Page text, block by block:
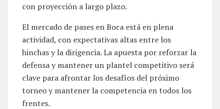
con proyección a largo plazo.
El mercado de pases en Boca está en plena
actividad, con expectativas altas entre los
hinchas y la dirigencia. La apuesta por reforzar la
defensa y mantener un plantel competitivo será
clave para afrontar los desafíos del próximo
torneo y mantener la competencia en todos los
frentes.